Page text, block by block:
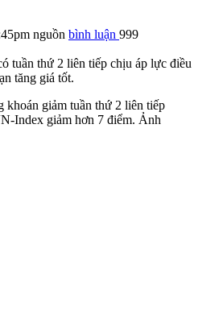
nguồn bình luận 999
tuần thứ 2 liên tiếp chịu áp lực điều
tăng giá tốt.
Index giảm hơn 7 điểm. Ảnh